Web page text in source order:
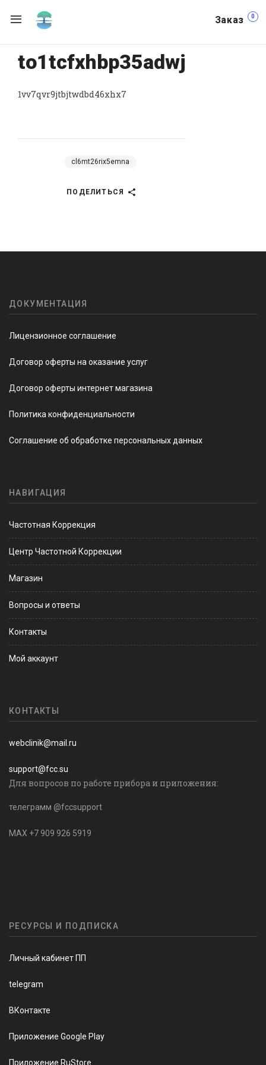
Заказ 0
to1tcfxhbp35adwj
1vv7qvr9jtbjtwdbd46xhx7
cl6mt26rix5emna
ПОДЕЛИТЬСЯ
ДОКУМЕНТАЦИЯ
Лицензионное соглашение
Договор оферты на оказание услуг
Договор оферты интернет магазина
Политика конфиденциальности
Соглашение об обработке персональных данных
НАВИГАЦИЯ
Частотная Коррекция
Центр Частотной Коррекции
Магазин
Вопросы и ответы
Контакты
Мой аккаунт
КОНТАКТЫ
webclinik@mail.ru
support@fcc.su
Для вопросов по работе прибора и приложения:
телеграмм @fccsupport
MAX +7 909 926 5919
РЕСУРСЫ И ПОДПИСКА
Личный кабинет ПП
telegram
ВКонтакте
Приложение Google Play
Приложение RuStore